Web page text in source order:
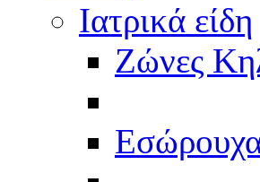
Ιατρικά είδη
Ζώνες